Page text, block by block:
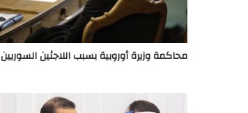
محاكمة وزيرة أوروبية بسبب اللاجئين السوريين